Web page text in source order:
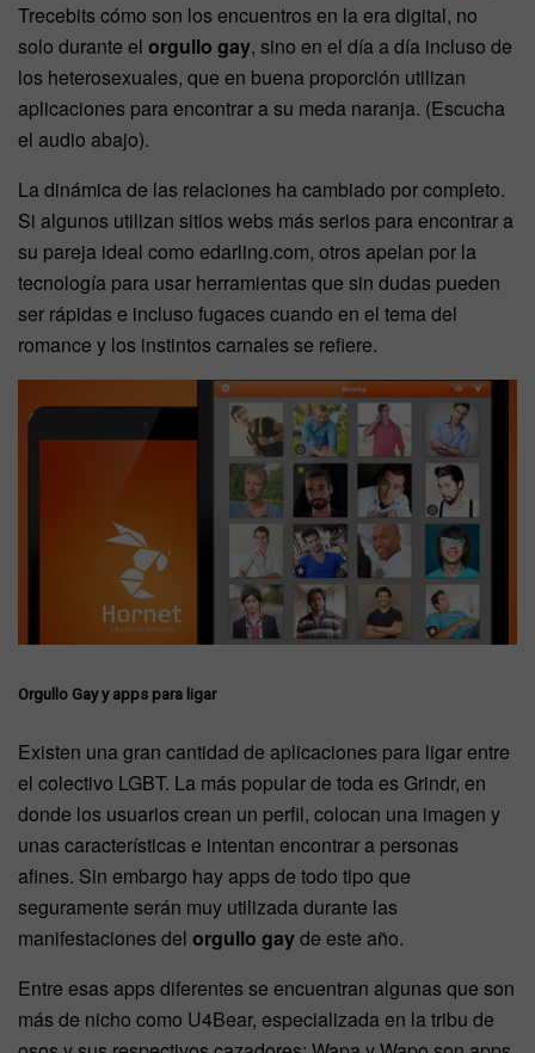
Trecebits cómo son los encuentros en la era digital, no
solo durante el orgullo gay, sino en el día a día incluso de
los heterosexuales, que en buena proporción utilizan
aplicaciones para encontrar a su meda naranja. (Escucha
el audio abajo).
La dinámica de las relaciones ha cambiado por completo.
Si algunos utilizan sitios webs más serios para encontrar a
su pareja ideal como edarling.com, otros apelan por la
tecnología para usar herramientas que sin dudas pueden
ser rápidas e incluso fugaces cuando en el tema del
romance y los instintos carnales se refiere.
Orgullo Gay y apps para ligar
Existen una gran cantidad de aplicaciones para ligar entre
el colectivo LGBT. La más popular de toda es Grindr, en
donde los usuarios crean un perfil, colocan una imagen y
unas características e intentan encontrar a personas
afines. Sin embargo hay apps de todo tipo que
seguramente serán muy utilizada durante las
manifestaciones del orgullo gayde este año.
Entre esas apps diferentes se encuentran algunas que son
más de nicho como U4Bear, especializada en la tribu de